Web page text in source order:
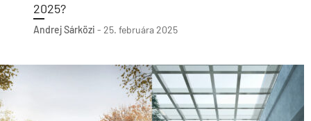
2025?
Andrej Sárközi - 25. februára 2025